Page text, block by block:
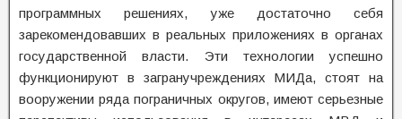
программных решениях, уже достаточно себя
зарекомендовавших в реальных приложениях в органах
государственной власти. Эти технологии успешно
функционируют в загранучреждениях МИДа, стоят на
вооружении ряда пограничных округов, имеют серьезные